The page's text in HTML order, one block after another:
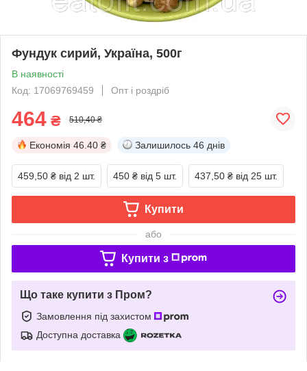
Фундук сирий, Україна, 500г
В наявності
Код: 17069769459
Опт і роздріб
464 ₴ 510,40 ₴
Економія 46.40 ₴ Залишилось 46 днів
459,50 ₴ від 2 шт. 450 ₴ від 5 шт. 437,50 ₴ від 25 шт.
Купити
або
Купити з
Що таке купити з Пром?
Замовлення під захистом
Доступна доставка